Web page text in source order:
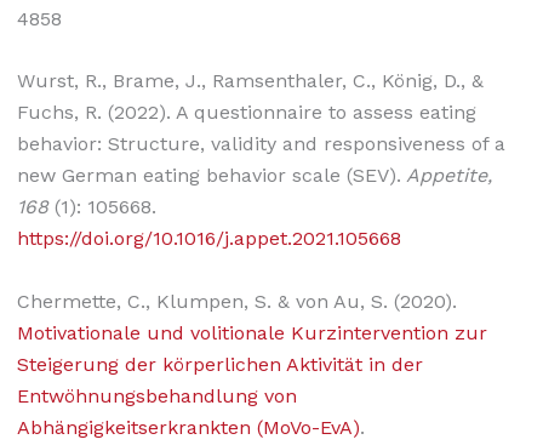
4858
Wurst, R., Brame, J., Ramsenthaler, C., König, D., &
Fuchs, R. (2022). A questionnaire to assess eating
behavior: Structure, validity and responsiveness of a
new German eating behavior scale (SEV). Appetite,
168(1): 105668.
https://doi.org/10.1016/j.appet.2021.105668
Chermette, C., Klumpen, S. & von Au, S. (2020).
Motivationale und volitionale Kurzintervention zur
Steigerung der körperlichen Aktivität in der
Entwöhnungsbehandlung von
Abhängigkeitserkrankten (MoVo-EvA).